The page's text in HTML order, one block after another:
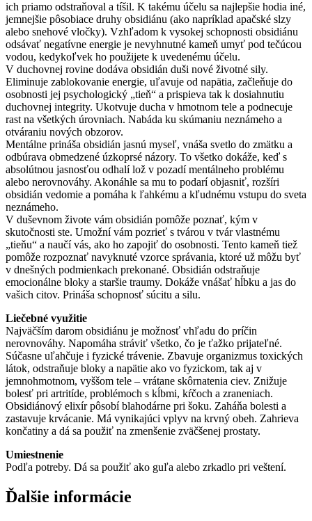
ich priamo odstraňoval a tíšil. K takému účelu sa najlepšie hodia iné,
jemnejšie pôsobiace druhy obsidiánu (ako napríklad apačské slzy
alebo snehové vločky). Vzhľadom k vysokej schopnosti obsidiánu
odsávať negatívne energie je nevyhnutné kameň umyť pod tečúcou
vodou, kedykoľvek ho použijete k uvedenému účelu.
V duchovnej rovine dodáva obsidián duši nové životné sily.
Eliminuje zablokovanie energie, uľavuje od napätia, začleňuje do
osobnosti jej psychologický „tieň“ a prispieva tak k dosiahnutiu
duchovnej integrity. Ukotvuje ducha v hmotnom tele a podnecuje
rast na všetkých úrovniach. Nabáda ku skúmaniu neznámeho a
otváraniu nových obzorov.
Mentálne prináša obsidián jasnú myseľ, vnáša svetlo do zmätku a
odbúrava obmedzené úzkoprsé názory. To všetko dokáže, keď s
absolútnou jasnosťou odhalí lož v pozadí mentálneho problému
alebo nerovnováhy. Akonáhle sa mu to podarí objasniť, rozšíri
obsidián vedomie a pomáha k ľahkému a kľudnému vstupu do sveta
neznámeho.
V duševnom živote vám obsidián pomôže poznať, kým v
skutočnosti ste. Umožní vám pozrieť s tvárou v tvár vlastnému
„tieňu“ a naučí vás, ako ho zapojiť do osobnosti. Tento kameň tiež
pomôže rozpoznať navyknuté vzorce správania, ktoré už môžu byť
v dnešných podmienkach prekonané. Obsidián odstraňuje
emocionálne bloky a staršie traumy. Dokáže vnášať hĺbku a jas do
vašich citov. Prináša schopnosť súcitu a silu.
Liečebné využitie
Najväčším darom obsidiánu je možnosť vhľadu do príčin
nerovnováhy. Napomáha stráviť všetko, čo je ťažko prijateľné.
Súčasne uľahčuje i fyzické trávenie. Zbavuje organizmus toxických
látok, odstraňuje bloky a napätie ako vo fyzickom, tak aj v
jemnohmotnom, vyššom tele – vrátane skôrnatenia ciev. Znižuje
bolesť pri artritíde, problémoch s kĺbmi, kŕčoch a zraneniach.
Obsidiánový elixír pôsobí blahodárne pri šoku. Zaháňa bolesti a
zastavuje krvácanie. Má vynikajúci vplyv na krvný obeh. Zahrieva
končatiny a dá sa použiť na zmenšenie zväčšenej prostaty.
Umiestnenie
Podľa potreby. Dá sa použiť ako guľa alebo zrkadlo pri veštení.
Ďalšie informácie